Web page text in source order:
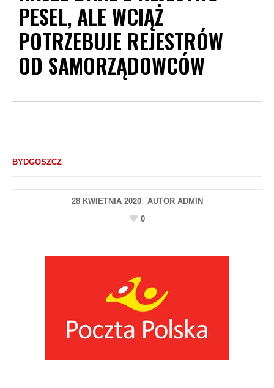
PESEL, ALE WCIĄŻ
POTRZEBUJE REJESTRÓW
OD SAMORZĄDOWCÓW
BYDGOSZCZ
28 KWIETNIA 2020 AUTOR ADMIN
0